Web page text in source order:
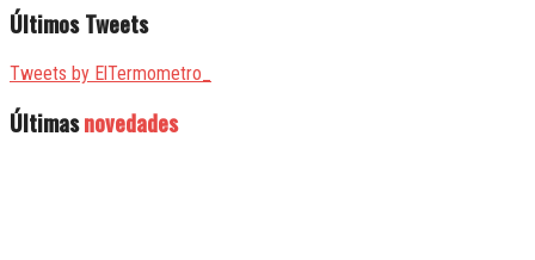
Últimos Tweets
Tweets by ElTermometro_
Últimasnovedades